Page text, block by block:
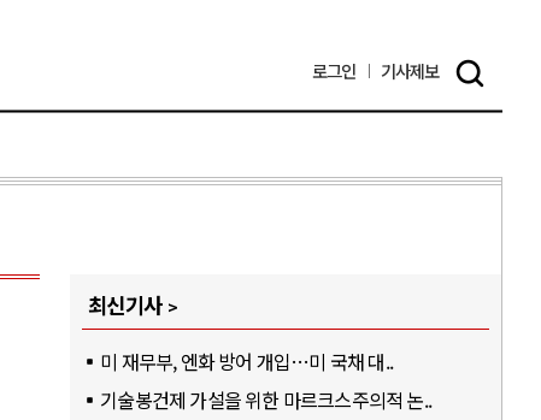
로그인 기사제보
최신기사
미 재무부, 엔화 방어 개입…미 국채 대..
기술봉건제 가설을 위한 마르크스주의적 논..